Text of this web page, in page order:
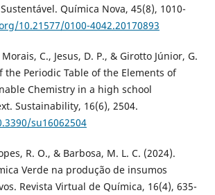
Química Nova, 45(8), 1010-
10.21577/0100-4042.20170893
C., Jesus, D. P., & Girotto Júnior, G.
the Periodic Table of the Elements of
Chemistry in a high school
Sustainability, 16(6), 2504.
su16062504
R. O., & Barbosa, M. L. C. (2024).
Verde na produção de insumos
Revista Virtual de Química, 16(4), 635-